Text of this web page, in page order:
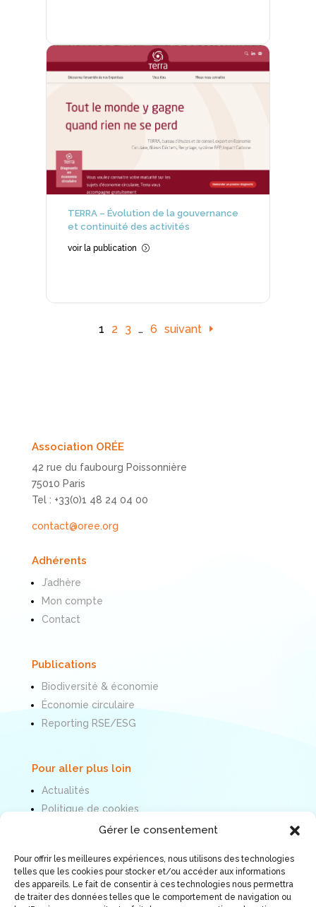
Gérer le consentement
Pour offrir les meilleures expériences, nous utilisons des technologies
telles que les cookies pour stocker et/ou accéder aux informations
des appareils. Le fait de consentir à ces technologies nous permettra
de traiter des données telles que le comportement de navigation ou
TERRA – Évolution de la gouvernance
et continuité des activités
voir la publication =
1 2 3 … 6 suivant
Association ORÉE
42 rue du faubourg Poissonnière
75010 Paris
Tel : +33(0)1 48 24 04 00
contact@oree.org
Adhérents
J’adhère
Mon compte
Contact
Publications
Biodiversité & économie
Économie circulaire
Reporting RSE/ESG
Pour aller plus loin
Actualités
Politique de cookies
Mentions légales
Nous suivre